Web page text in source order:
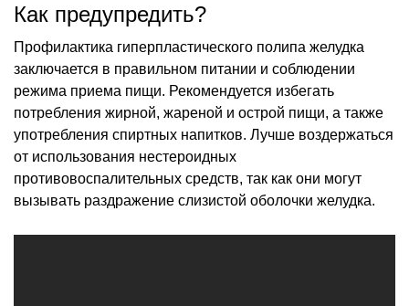
Как предупредить?
Профилактика гиперпластического полипа желудка
заключается в правильном питании и соблюдении
режима приема пищи. Рекомендуется избегать
потребления жирной, жареной и острой пищи, а также
употребления спиртных напитков. Лучше воздержаться
от использования нестероидных
противовоспалительных средств, так как они могут
вызывать раздражение слизистой оболочки желудка.